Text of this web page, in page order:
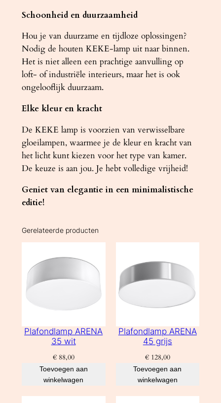
Schoonheid en duurzaamheid
Hou je van duurzame en tijdloze oplossingen?
Nodig de houten KEKE-lamp uit naar binnen.
Het is niet alleen een prachtige aanvulling op
loft- of industriële interieurs, maar het is ook
ongelooflijk duurzaam.
Elke kleur en kracht
De KEKE lamp is voorzien van verwisselbare
gloeilampen, waarmee je de kleur en kracht van
het licht kunt kiezen voor het type van kamer.
De keuze is aan jou. Je hebt volledige vrijheid!
Geniet van elegantie in een minimalistische
editie!
Gerelateerde producten
Plafondlamp ARENA
35 wit
€88,00
Toevoegen aan
winkelwagen
Plafondlamp ARENA
45 grijs
€128,00
Toevoegen aan
winkelwagen